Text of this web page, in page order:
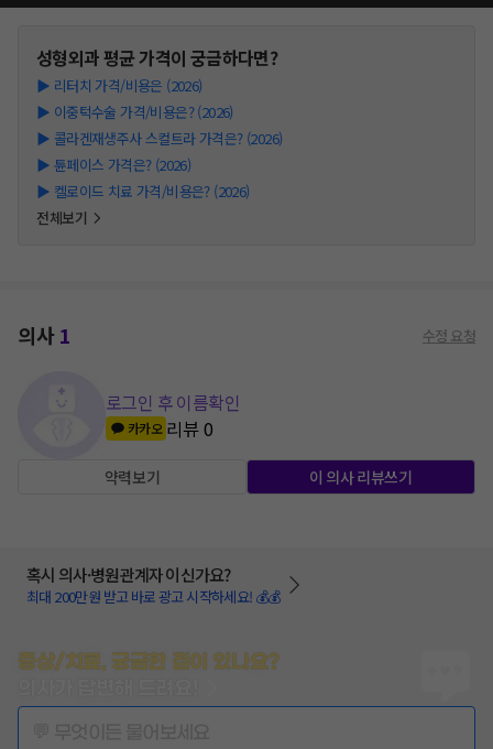
성형외과평균 가격이 궁금하다면?
▶ 리터치 가격/비용은 (2026)
▶ 이중턱수술 가격/비용은? (2026)
▶ 콜라겐재생주사 스컬트라 가격은? (2026)
▶ 튠페이스 가격은? (2026)
▶ 켈로이드 치료 가격/비용은? (2026)
전체보기
의사1 수정 요청
로그인 후 이름확인
카카오 리뷰0
약력보기 이 의사 리뷰쓰기
혹시 의사·병원관계자 이신가요?
최대 200만원 받고 바로 광고 시작하세요! 💰💰
증상/치료, 궁금한 점이 있나요?